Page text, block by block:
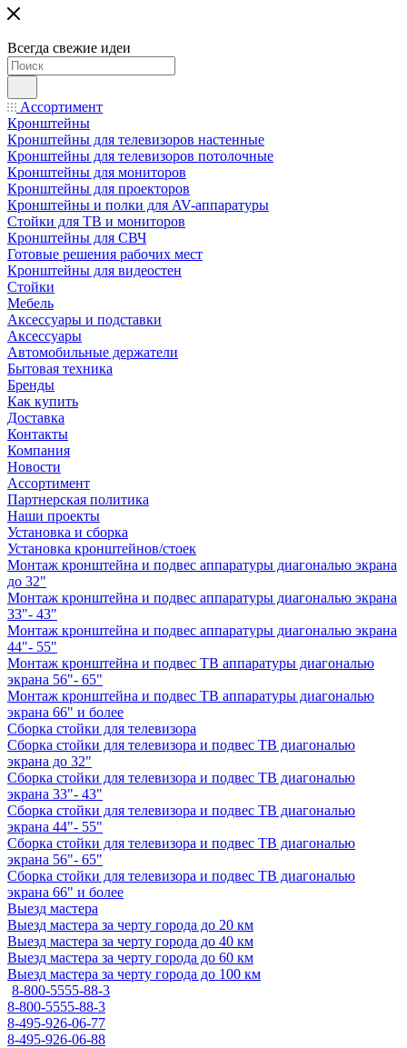
Всегда свежие идеи
Ассортимент
Кронштейны
Кронштейны для телевизоров настенные
Кронштейны для телевизоров потолочные
Кронштейны для мониторов
Кронштейны для проекторов
Кронштейны и полки для AV-аппаратуры
Стойки для ТВ и мониторов
Кронштейны для СВЧ
Готовые решения рабочих мест
Кронштейны для видеостен
Стойки
Мебель
Аксессуары и подставки
Аксессуары
Автомобильные держатели
Бытовая техника
Бренды
Как купить
Доставка
Контакты
Компания
Новости
Ассортимент
Партнерская политика
Наши проекты
Установка и сборка
Установка кронштейнов/стоек
Монтаж кронштейна и подвес аппаратуры диагональю экрана
до 32"
Монтаж кронштейна и подвес аппаратуры диагональю экрана
33"- 43"
Монтаж кронштейна и подвес аппаратуры диагональю экрана
44"- 55"
Монтаж кронштейна и подвес ТВ аппаратуры диагональю
экрана 56"- 65"
Монтаж кронштейна и подвес ТВ аппаратуры диагональю
экрана 66" и более
Сборка стойки для телевизора
Сборка стойки для телевизора и подвес ТВ диагональю
экрана до 32"
Сборка стойки для телевизора и подвес ТВ диагональю
экрана 33"- 43"
Сборка стойки для телевизора и подвес ТВ диагональю
экрана 44"- 55"
Сборка стойки для телевизора и подвес ТВ диагональю
экрана 56"- 65"
Сборка стойки для телевизора и подвес ТВ диагональю
экрана 66" и более
Выезд мастера
Выезд мастера за черту города до 20 км
Выезд мастера за черту города до 40 км
Выезд мастера за черту города до 60 км
Выезд мастера за черту города до 100 км
8-800-5555-88-3
8-800-5555-88-3
8-495-926-06-77
8-495-926-06-88